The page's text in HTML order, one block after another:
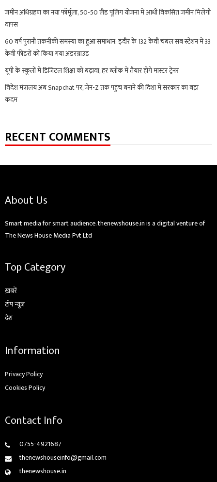
जमीन अधिग्रहण का नया फॉर्मूला, 50-50 लैंड पूलिंग योजना में आधी विकसित जमीन मिलेगी
वापस
60 वर्ष पुरानी तकनीकी समस्या का हुआ समाधान: इंदौर के 132 केवी चंबल सब स्टेशन में 33
केवी फीडरों को किया गया अंडरग्राउंड
यूपी के स्कूलों में डिजिटल शिक्षा को बढ़ावा, हर ब्लॉक में तैयार होंगे मास्टर ट्रेनर
विदेश मंत्रालय अब Snapchat पर, जेन-Z तक पहुंच बनाने की दिशा में सरकार का बड़ा
कदम
RECENT COMMENTS
About Us
Smart media for smart audience. thenewshouse.in is a digital venture of
The News House Media Pvt Ltd
Top Category
ख़बरें
टॉप न्यूज़
देश
Information
Privacy Policy
Cookies Policy
Contact Info
0755-4921687
thenewshouseinfo@gmail.com
thenewshouse.in